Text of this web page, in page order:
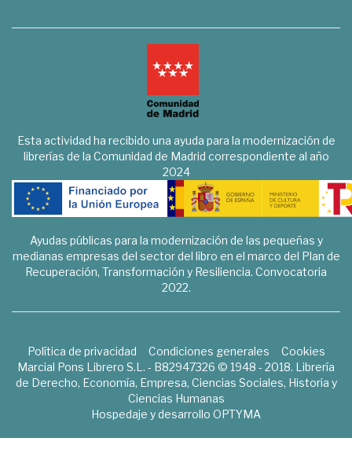
Esta actividad ha recibido una ayuda para la modernización de
librerías de la Comunidad de Madrid correspondiente al año
2024
Ayudas públicas para la modernización de las pequeñas y
medianas empresas del sector del libro en el marco del Plan de
Recuperación, Transformación y Resiliencia. Convocatoria
2022.
Política de privacidad Condiciones generales
Cookies
Marcial Pons Librero S.L. - B82947326 © 1948 - 2018. Librería
de Derecho, Economía, Empresa, Ciencias Sociales, Historia y
Ciencias Humanas
Hospedaje y desarrollo OPTYMA